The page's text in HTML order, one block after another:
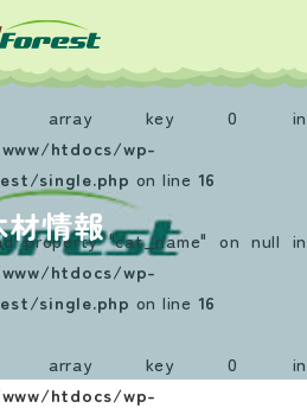
array key 0 in
htdocs/wp-
single.php on line 16
property "cat_name" on null in
htdocs/wp-
single.php on line 16
array key 0 in
htdocs/wp-
材情報